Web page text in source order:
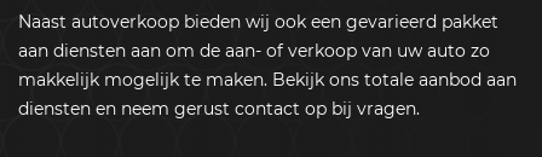
Naast autoverkoop bieden wij ook een gevarieerd pakket
aan diensten aan om de aan- of verkoop van uw auto zo
makkelijk mogelijk te maken. Bekijk ons totale aanbod aan
diensten en neem gerust contact op bij vragen.